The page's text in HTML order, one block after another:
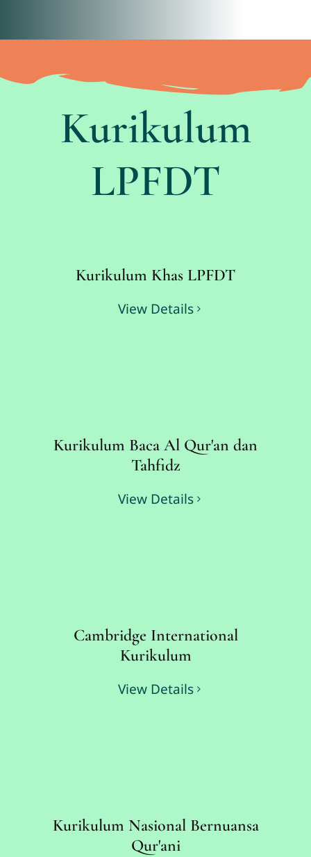
Kurikulum
LPFDT
Kurikulum Khas LPFDT
View Details
Kurikulum Baca Al Qur'an dan
Tahfidz
View Details
Cambridge International
Kurikulum
View Details
Kurikulum Nasional Bernuansa
Qur'ani